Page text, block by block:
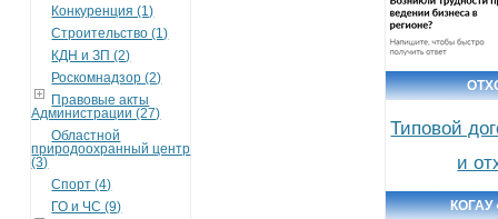
Конкуренция (1)
Строительство (1)
КДН и ЗП (2)
Роскомнадзор (2)
Правовые акты
Администрации (27)
Областной
природоохранный центр
(3)
Спорт (4)
ГО и ЧС (9)
Типовой
и